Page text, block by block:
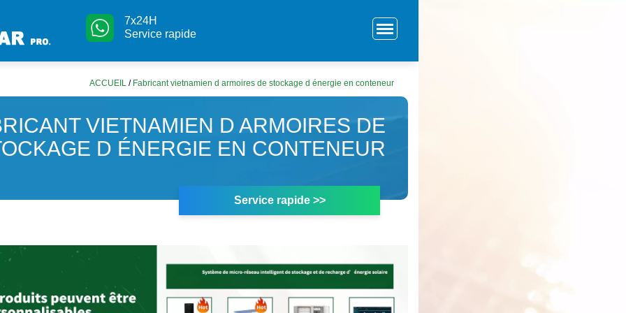
7x24H
Service rapide
ACCUEIL / Fabricant vietnamien d armoires de stockage d énergie en conteneur
VIETNAMIEN D ARMOIRES DE
D ÉNERGIE EN CONTENEUR
Service rapide >>